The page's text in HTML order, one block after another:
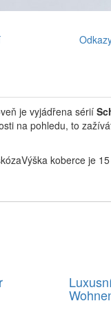
je vyjádřena sérií
na pohledu, to
koberce je